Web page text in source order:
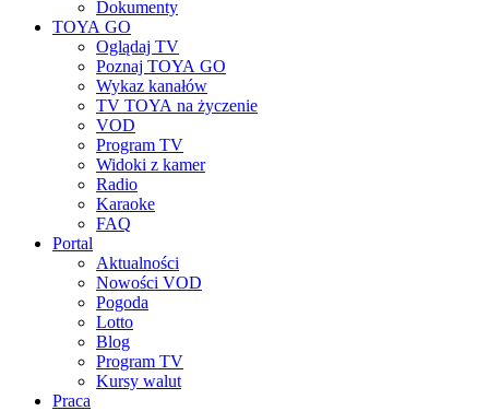
Dokumenty
TOYA GO
Oglądaj TV
Poznaj TOYA GO
Wykaz kanałów
TV TOYA na życzenie
VOD
Program TV
Widoki z kamer
Radio
Karaoke
FAQ
Portal
Aktualności
Nowości VOD
Pogoda
Lotto
Blog
Program TV
Kursy walut
Praca